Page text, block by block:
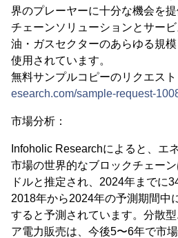
界のプレーヤーに十分な機会を
チェーンソリューションとサー
油・ガスセクターのあらゆる規
使用されています。
無料サンプルコピーのリクエス
esearch.com/sample-request-
市場分析：
Infoholic Researchによると、エ
市場の世界的なブロックチェー
ドルと推定され、2024年までに
2018年から2024年の予測期間中
すると予測されています。分散
ア電力販売は、今後5〜6年で市